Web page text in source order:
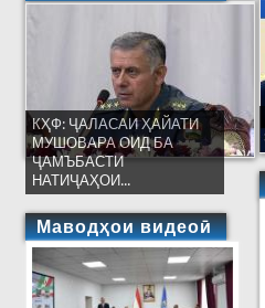
КҲФ: ҶАЛАСАИ ҲАЙАТИ
МУШОВАРА ОИД БА
ҶАМЪБАСТИ
НАТИҶАҲОИ...
Маводҳои видеоӣ